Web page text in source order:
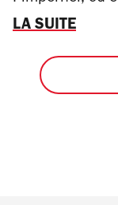
LA SUITE